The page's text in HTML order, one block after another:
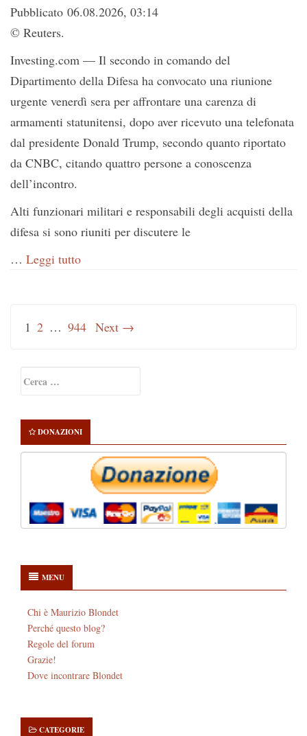
Pubblicato 06.08.2026, 03:14
© Reuters.
Investing.com — Il secondo in comando del
Dipartimento della Difesa ha convocato una riunione
urgente venerdì sera per affrontare una carenza di
armamenti statunitensi, dopo aver ricevuto una telefonata
dal presidente Donald Trump, secondo quanto riportato
da CNBC, citando quattro persone a conoscenza
dell’incontro.
Alti funzionari militari e responsabili degli acquisti della
difesa si sono riuniti per discutere le
… Leggi tutto
1 2 … 944 Next →
Sidebar
per:
DONAZIONI
MENU
Chi è Maurizio Blondet
Perché questo blog?
Regole del forum
Grazie!
Dove incontrare Blondet
CATEGORIE